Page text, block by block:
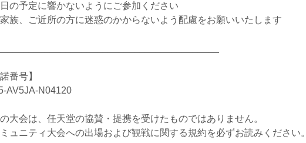
日の予定に響かないようにご参加ください
家族、ご近所の方に迷惑のかからないよう配慮をお願いいたします
番号】
AV5JA-N04120
の大会は、任天堂の協賛・提携を受けたものではありません。
ミュニティ大会への出場および観戦に関する規約を必ずお読みください。